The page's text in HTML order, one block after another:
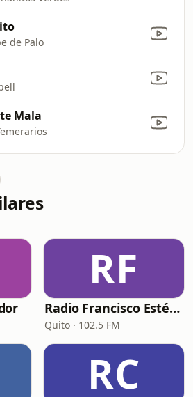
de Palo
Mala
RF
Radio Francisco Estéreo
Quito · 102.5 FM
RC